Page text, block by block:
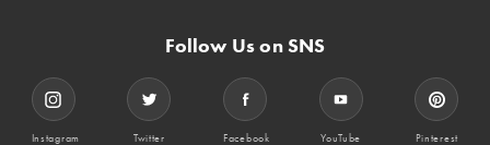
Follow Us on SNS
Instagram Twitter Facebook YouTube Pinterest